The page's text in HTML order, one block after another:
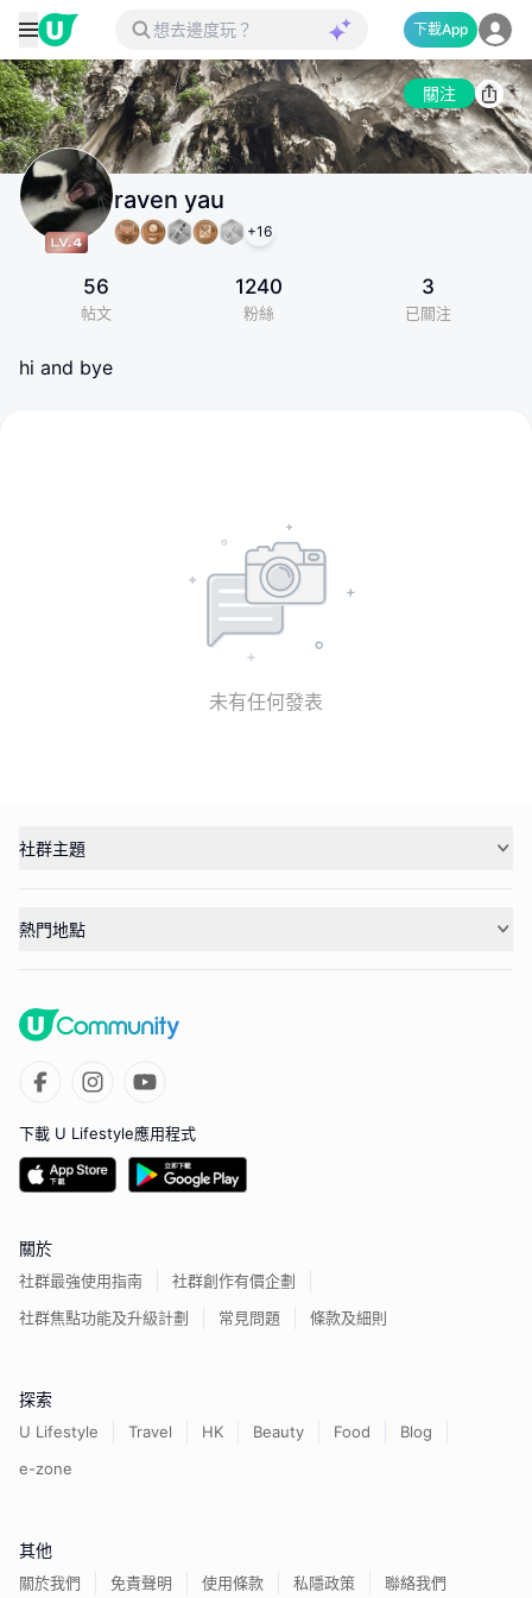
下載App
關注
raven yau
+16
56
帖文
1240
粉絲
3
已關注
hi and bye
未有任何發表
社群主題
熱門地點
下載 U Lifestyle應用程式
關於
社群最強使用指南
社群創作有價企劃
社群焦點功能及升級計劃
常見問題 條款及細則
探索
U Lifestyle Travel HK Beauty Food
Blog
e-zone
其他
關於我們 免責聲明 使用條款 私隱政策 聯絡我們